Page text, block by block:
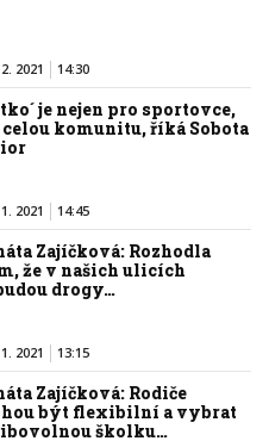
2021 14:30
je nejen pro sportovce,
celou komunitu, říká Sobota
2021 14:45
Zajíčková: Rozhodla
že v našich ulicích
drogy…
2021 13:15
Zajíčková: Rodiče
být flexibilní a vybrat
školku…